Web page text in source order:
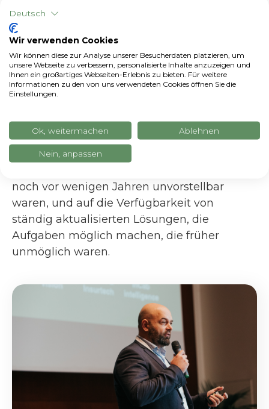
zwischen Unternehmen, Nutzern und
Künstlicher Intelligenz erklärte
D'Ortenzio, Senior Manager, Solutions
Architecture - Italy,Amazon Web Services
(AWS), die innovative und strategische
der Cloud, die nicht nur das Potenzial der
sieauch demokratischer gemachthat. In
der Tat kann jedes Unternehmen in jedem
Segment, jeder Größe und jeder Branche
noch vor wenigen Jahren unvorstellbar
waren, und auf die Verfügbarkeit von
ständig aktualisierten Lösungen, die
Aufgaben möglich machen, die früher
unmöglich waren.
Deutsch
Wir verwenden Cookies
Wir können diese zur Analyse unserer Besucherdaten platzieren, um
unsere Webseite zu verbessern, personalisierte Inhalte anzuzeigen und
Ihnen ein großartiges Webseiten-Erlebnis zu bieten. Für weitere
Informationen zu den von uns verwendeten Cookies öffnen Sie die
Einstellungen.
Ok, weitermachen Ablehnen
Nein, anpassen